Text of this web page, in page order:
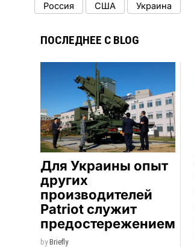
Россия США Украина
ПОСЛЕДНЕЕ С BLOG
Для Украины опыт
других
производителей
Patriot служит
предостережением
byBriefly